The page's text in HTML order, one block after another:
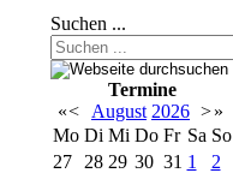
Suchen ...
Termine
«< August 2026 >»
Mo Di Mi Do Fr Sa So
27
28 29 30 31 1
2